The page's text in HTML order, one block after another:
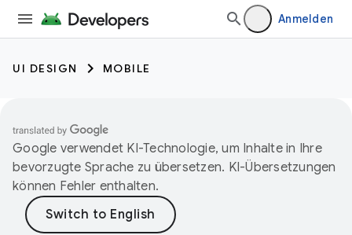
Anmelden
UI DESIGN MOBILE
Google verwendet KI-Technologie, um Inhalte in Ihre
bevorzugte Sprache zu übersetzen. KI-Übersetzungen
können Fehler enthalten.